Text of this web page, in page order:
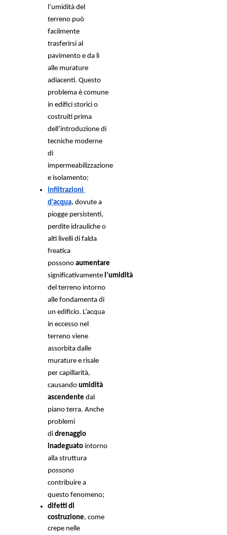
l’umidità del
terreno può
facilmente
trasferirsi al
pavimento e da lì
alle murature
adiacenti. Questo
problema è comune
in edifici storici o
costruiti prima
dell’introduzione di
tecniche moderne
di
impermeabilizzazione
e isolamento;
infiltrazioni
d’acqua, dovute a
piogge persistenti,
perdite idrauliche o
alti livelli di falda
freatica
possono aumentare
significativamente l’umidità
del terreno intorno
alle fondamenta di
un edificio. L’acqua
in eccesso nel
terreno viene
assorbita dalle
murature e risale
per capillarità,
causando umidità
ascendente dal
piano terra. Anche
problemi
di drenaggio
inadeguato intorno
alla struttura
possono
contribuire a
questo fenomeno;
difetti di
costruzione, come
crepe nelle